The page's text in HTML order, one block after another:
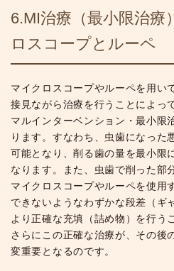
6.MI治療（最小限治療
ロスコープとルーペ
マイクロスコープやルーペを用い
接見ながら治療を行うことによっ
マルインターベンション・最小限
ります。すなわち、虫歯になった
可能となり、削る歯の量を最小限
なります。また、虫歯で削った部
マイクロスコープやルーペを使用
できないようなわずかな段差（ギ
より正確な充填（詰め物）を行う
さらにこの正確な治療が、その後
変重要となるのです。